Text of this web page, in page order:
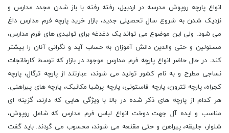
انواع پارچه روپوش مدرسه در اردبیل، رفته رفته با باز شدن مجدد مدارس و
نزدیک شدن به شروع سال تحصیلی جدید، بازار خرید پارچه فرم مدارس داغ
می شود. ولی این موضوع می تواند یک دغدغه برای تولیدی های فرم مدارس،
مسئولین و حتی والدین دانش آموزان به حساب آید و نگرانی آنان را بیشتر
کند. در حال حاضر انواع پارچه فرم مدارس موجود در بازار که توسط کارخانجات
نساجی مطرح و به نام کشور تولید می شوند، عبارتند از پارچه ترگال، پارچه
کجراه، پارچه تترون، پارچه فاستونی، پارچه پرشیا مکانیک، پارچه های پیراهنی.
هر کدام از پارچه های ذکر شده در بالا با ویژگی هایی که دارند، گزینه ای
مناسب و ایده آل جهت دوخت انواع لباس فرم مدارس که شامل روپوش،
شلوار، جلیقه، پیراهن و حتی مقنعه می شوند، محسوب می گردند. باید گفت